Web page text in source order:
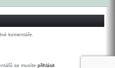
komentáře.
se musíte přihlásit